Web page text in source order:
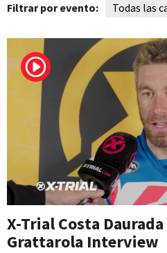
Filtrar por evento:
X-Trial Costa
Grattarola Interview